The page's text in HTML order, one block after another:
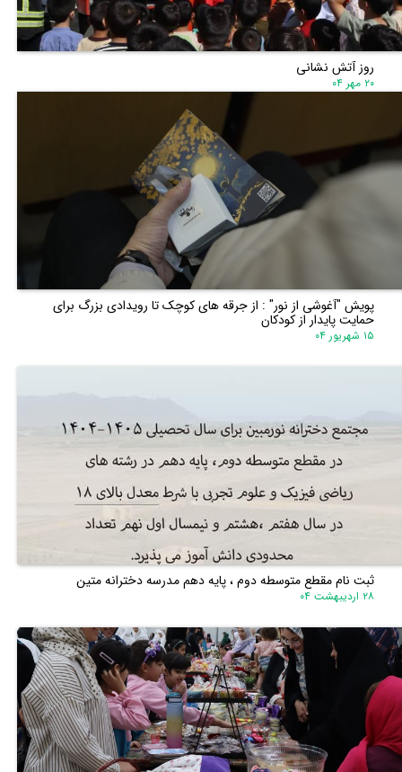
روز آتش نشانی
۲۰ مهر ۰۴
پویش "آغوشی از نور" : از جرقه های کوچک تا رویدادی بزرگ برای
حمایت پایدار از کودکان
۱۵ شهریور ۰۴
ثبت نام مقطع متوسطه دوم ، پایه دهم مدرسه دخترانه متین
۲۸ اردیبهشت ۰۴